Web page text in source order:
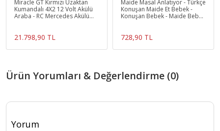
Miracle GT Kırmızı Uzaktan
Kumandalı 4X2 12 Volt Akülü
Araba - RC Mercedes Akülü
21.798,90 TL
Maide Masal Anlatıyor - Türkçe
Konuşan Maide Et Bebek -
Konuşan Bebek - Maide Bebek
728,90 TL
Ürün Yorumları & Değerlendirme (0)
Yorum